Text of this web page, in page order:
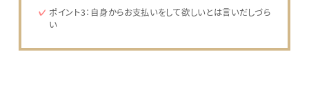
ポイント3：自身からお支払いをして欲しいとは言いだしづら
い